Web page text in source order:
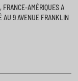
FRANCE-AMÉRIQUES A
AU 9 AVENUE FRANKLIN